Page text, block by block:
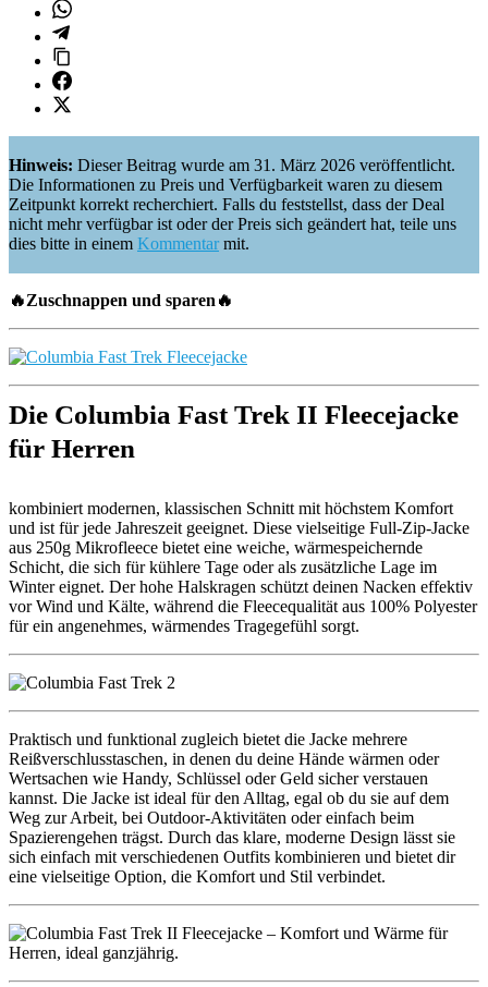
Hinweis: Dieser Beitrag wurde am 31. März 2026 veröffentlicht.
Die Informationen zu Preis und Verfügbarkeit waren zu diesem
Zeitpunkt korrekt recherchiert. Falls du feststellst, dass der Deal
nicht mehr verfügbar ist oder der Preis sich geändert hat, teile uns
dies bitte in einem Kommentarmit.
🔥Zuschnappen und sparen 🔥
Die Columbia Fast Trek II Fleecejacke
für Herren
kombiniert modernen, klassischen Schnitt mit höchstem Komfort
und ist für jede Jahreszeit geeignet. Diese vielseitige Full-Zip-Jacke
aus 250g Mikrofleece bietet eine weiche, wärmespeichernde
Schicht, die sich für kühlere Tage oder als zusätzliche Lage im
Winter eignet. Der hohe Halskragen schützt deinen Nacken effektiv
vor Wind und Kälte, während die Fleecequalität aus 100% Polyester
für ein angenehmes, wärmendes Tragegefühl sorgt.
Praktisch und funktional zugleich bietet die Jacke mehrere
Reißverschlusstaschen, in denen du deine Hände wärmen oder
Wertsachen wie Handy, Schlüssel oder Geld sicher verstauen
kannst. Die Jacke ist ideal für den Alltag, egal ob du sie auf dem
Weg zur Arbeit, bei Outdoor-Aktivitäten oder einfach beim
Spazierengehen trägst. Durch das klare, moderne Design lässt sie
sich einfach mit verschiedenen Outfits kombinieren und bietet dir
eine vielseitige Option, die Komfort und Stil verbindet.